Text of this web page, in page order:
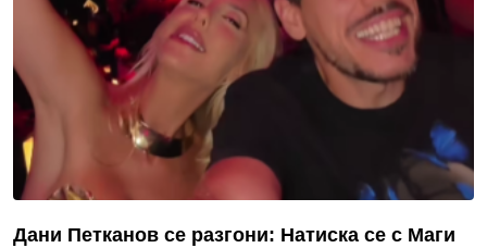
Дани Петканов се разгони: Натиска се с Маги